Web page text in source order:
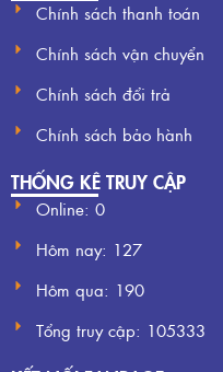
Chính sách thanh toán
Chính sách vận chuyển
Chính sách đổi trả
Chính sách bảo hành
THỐNG KÊ TRUY CẬP
Online: 0
Hôm nay: 127
Hôm qua: 190
Tổng truy cập: 105333